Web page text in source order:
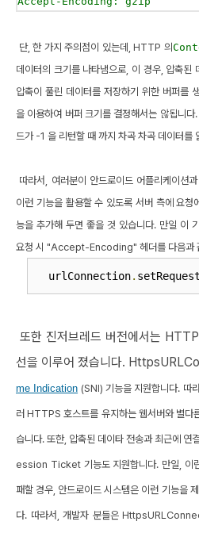
단, 한 가지 주의점이 있는데, HTTP 의
데이터의 크기를 나타냄으로, 이 경우, 압축된
압축이 풀린 데이터를 저장하기 위한 버퍼
을 이용하여 버퍼 크기를 결정해서는 않됩니
드가 -1 을 리턴할 때 까지 차곡 차곡 데이터를
따라서, 여러분이 안드로이드 어플리케이션
이런 기능을 활용할 수 있도록 서버 측에 요청
능을 추가해 두면 좋을 것 있습니다. 만일 이
요청 시 "Accept-Encoding" 헤더를 다음과
urlConnection.
또한 진저브레드 버전에서는
선을 이루어 졌습니다.
me Indication (SNI) 기능을 지원합니다. 따
러 HTTPS 호스트를 유지하는 웹서버와 별다
습니다. 또한, 압축된 데이타 전송과 최근에
ession Ticket 기능도 지원합니다. 만일, 이
패할 경우, 안드로이드 시스템은 이런 기능을
다. 따라서, 개발자 분들은